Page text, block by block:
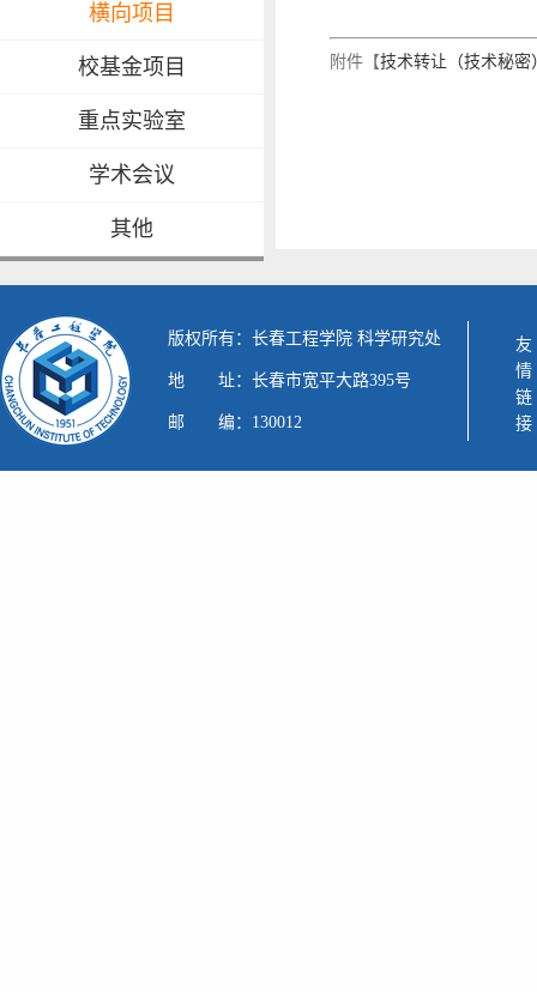
横向项目
校基金项目
重点实验室
学术会议
其他
附件【技术转让（技术秘密
版权所有：长春工程学院 科学研究处
地 址：长春市宽平大路395号
邮 编：130012 友情链接